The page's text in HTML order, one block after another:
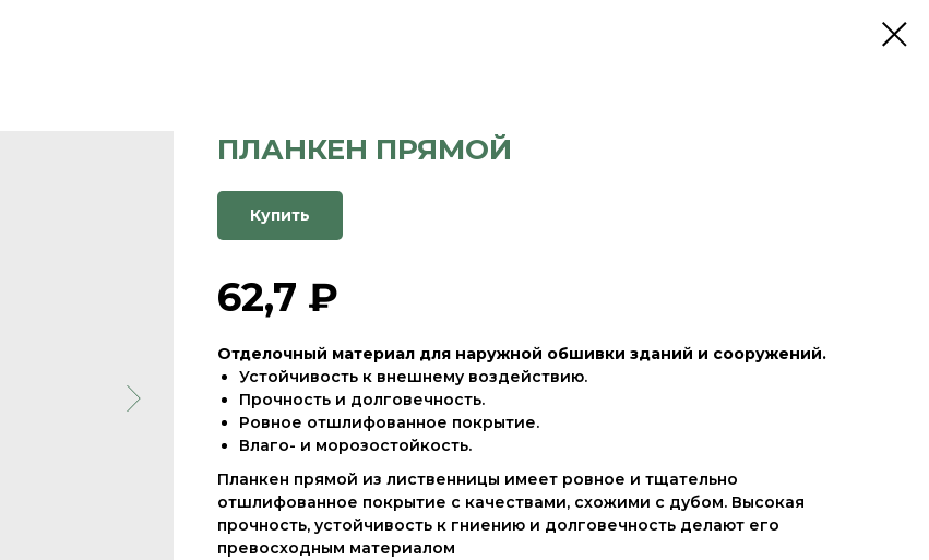
ПЛАНКЕН ПРЯМОЙ
Купить
62,7 ₽
Отделочный материал для наружной обшивки зданий и сооружений.
Устойчивость к внешнему воздействию.
Прочность и долговечность.
Ровное отшлифованное покрытие.
Влаго- и морозостойкость.
Планкен прямой из лиственницы имеет ровное и тщательно
отшлифованное покрытие с качествами, схожими с дубом. Высокая
прочность, устойчивость к гниению и долговечность делают его
превосходным материалом